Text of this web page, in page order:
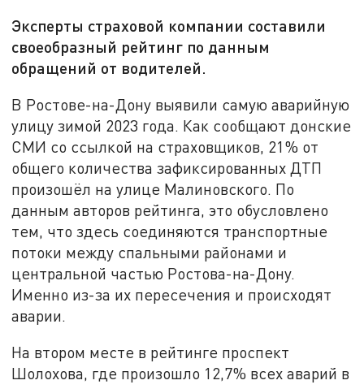
Эксперты страховой компании составили
своеобразный рейтинг по данным
обращений от водителей.
В Ростове-на-Дону выявили самую аварийную
улицу зимой 2023 года. Как сообщают донские
СМИ со ссылкой на страховщиков, 21% от
общего количества зафиксированных ДТП
произошёл на улице Малиновского. По
данным авторов рейтинга, это обусловлено
тем, что здесь соединяются транспортные
потоки между спальными районами и
центральной частью Ростова-на-Дону.
Именно из-за их пересечения и происходят
аварии.
На втором месте в рейтинге проспект
Шолохова, где произошло 12,7% всех аварий в